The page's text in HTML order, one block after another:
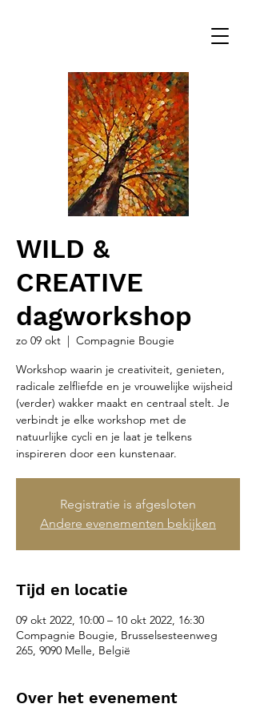
WILD &
CREATIVE
dagworkshop
zo 09 okt
  |
Compagnie Bougie
Workshop waarin je creativiteit, genieten,
radicale zelfliefde en je vrouwelijke wijsheid
(verder) wakker maakt en centraal stelt. Je
verbindt je elke workshop met de
natuurlijke cycli en je laat je telkens
inspireren door een kunstenaar.
Registratie is afgesloten
Andere evenementen bekijken
Tijd en locatie
09 okt 2022, 10:00 – 10 okt 2022, 16:30
Compagnie Bougie, Brusselsesteenweg
265, 9090 Melle, België
Over het evenement